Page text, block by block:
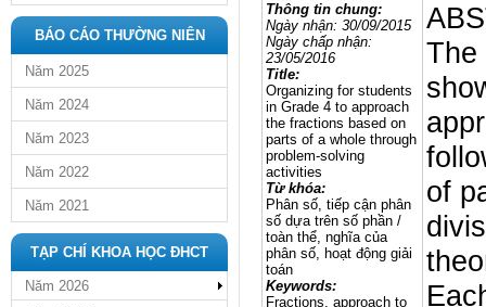
BÁO CÁO THƯỜNG NIÊN
Năm 2025
Năm 2024
Năm 2023
Năm 2022
Năm 2021
TẠP CHÍ KHOA HỌC ĐHCT
Năm 2026
Thông tin chung:
Ngày nhận: 30/09/2015
Ngày chấp nhận:
23/05/2016
Title:
Organizing for students
in Grade 4 to approach
the fractions based on
parts of a whole through
problem-solving
activities
Từ khóa:
Phân số, tiếp cận phân
số dựa trên số phần /
toàn thể, nghĩa của
phân số, hoạt động giải
toán
Keywords:
Fractions, approach to
The
of